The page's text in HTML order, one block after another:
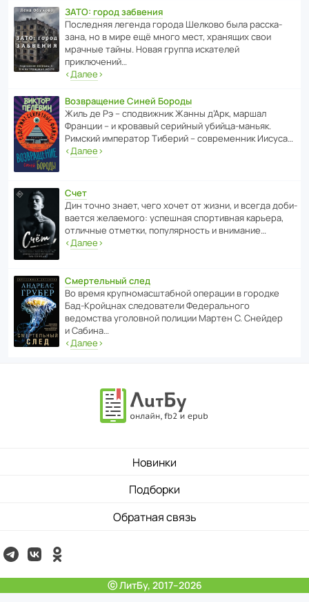
ЗАТО: город забвения
После­дняя легенда города Шелково была расска­
зана, но в мире ещё много мест, хранящих свои
мрачные тайны. Новая группа иска­телей
приключений…
‹Далее›
Возвращение Синей Бороды
Жиль де Рэ – спод­ви­жник Жанны д’Арк, маршал
Франции – и кровавый серийный убийца-маньяк.
Римский импе­ратор Тиберий – совре­менник Иисуса…
‹Далее›
Счет
Дин точно знает, чего хочет от жизни, и всегда доби­
ва­ется жела­е­мого: успе­шная спор­ти­вная карьера,
отли­чные отметки, попу­ля­р­ность и внимание…
‹Далее›
Смертельный след
Во время круп­но­мас­ш­та­бной операции в городке
Бад‑Крой­цнах следо­ва­тели Феде­раль­ного
ведомства уголо­вной полиции Мартен С. Снейдер
и Сабина…
‹Далее›
Новинки
Подборки
Обратная связь
ⓒ ЛитБу, 2017–2026